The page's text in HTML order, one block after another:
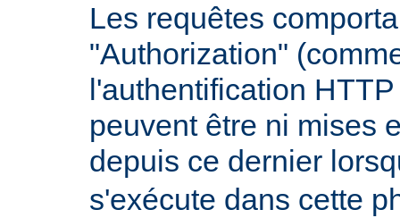
Les requêtes
"Authorization"
l'authentification
peuvent être ni mises
depuis ce dernier
s'exécute dans cette